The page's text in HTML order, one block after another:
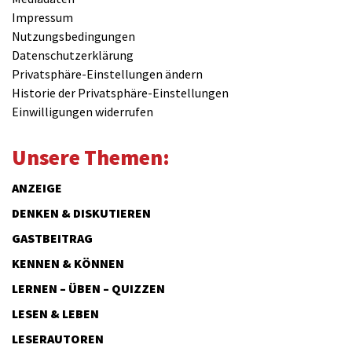
Impressum
Nutzungsbedingungen
Datenschutzerklärung
Privatsphäre-Einstellungen ändern
Historie der Privatsphäre-Einstellungen
Einwilligungen widerrufen
Unsere Themen:
ANZEIGE
DENKEN & DISKUTIEREN
GASTBEITRAG
KENNEN & KÖNNEN
LERNEN – ÜBEN – QUIZZEN
LESEN & LEBEN
LESERAUTOREN